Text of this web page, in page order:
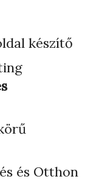
készítő
és Otthon